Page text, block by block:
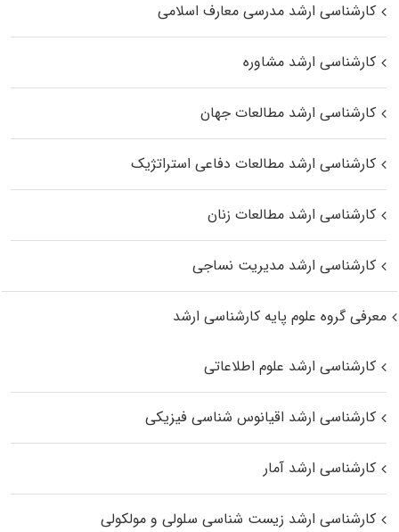
کارشناسی ارشد مدرسی معارف اسلامی
کارشناسی ارشد مشاوره
کارشناسی ارشد مطالعات جهان
کارشناسی ارشد مطالعات دفاعی استراتژیک
کارشناسی ارشد مطالعات زنان
کارشناسی ارشد مدیریت نساجی
معرفی گروه علوم پایه کارشناسی ارشد
کارشناسی ارشد علوم اطلاعاتی
کارشناسی ارشد اقیانوس‌ شناسی فیزیکی
کارشناسی ارشد آمار
کارشناسی ارشد زیست شناسی سلولی و مولکولی